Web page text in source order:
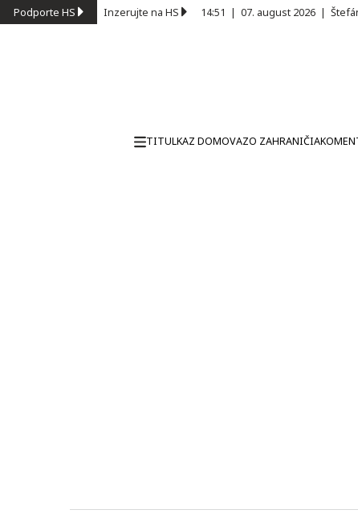
Podporte HS Inzerujte na HS 14:51 | 07. august 2026 |
TITULKAZ DOMOVAZO ZAHRANIČIA